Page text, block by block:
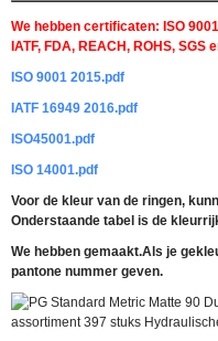
We hebben certificaten: ISO
IATF, FDA, REACH, ROHS, SGS
ISO 9001 2015.pdf
IATF 16949 2016.pdf
ISO45001.pdf
ISO 14001.pdf
Voor de kleur van de ringen,
Onderstaande tabel is de
We hebben gemaakt.Als je
pantone nummer geven.